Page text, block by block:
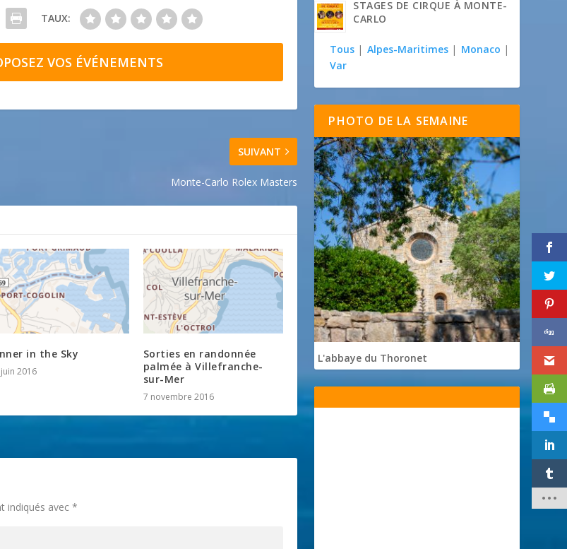
TAUX:
VOS ÉVÉNEMENTS
SUIVANT
Monte-Carlo Rolex Masters
in the Sky
2016
Sorties en randonnée
palmée à Villefranche-
sur-Mer
7 novembre 2016
indiqués avec*
STAGES DE CIRQUE À MONTE-
CARLO
Tous | Alpes-Maritimes | Monaco |
Var
PHOTO DE LA SEMAINE
L'abbaye du Thoronet